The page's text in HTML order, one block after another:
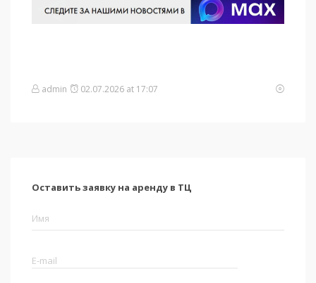
admin 02.07.2026 at 17:07
Оставить заявку на аренду в ТЦ